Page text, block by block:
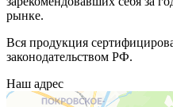
рынке.
Вся продукция
законодательством РФ.
Наш адрес